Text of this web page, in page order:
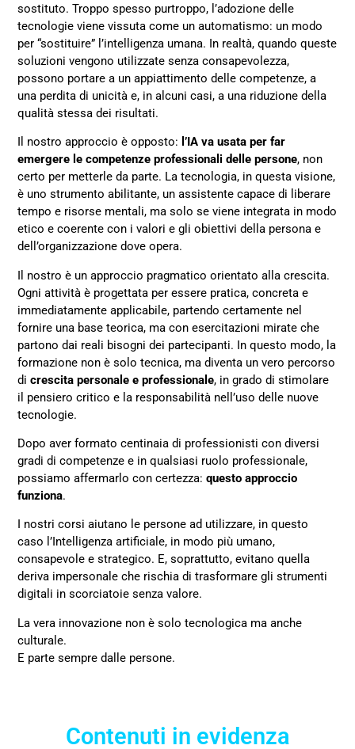
sostituto. Troppo spesso purtroppo, l’adozione delle
tecnologie viene vissuta come un automatismo: un modo
per “sostituire” l’intelligenza umana. In realtà, quando queste
soluzioni vengono utilizzate senza consapevolezza,
possono portare a un appiattimento delle competenze, a
una perdita di unicità e, in alcuni casi, a una riduzione della
qualità stessa dei risultati.
Il nostro approccio è opposto: l’IA va usata per far
emergere le competenze professionali delle persone, non
certo per metterle da parte. La tecnologia, in questa visione,
è uno strumento abilitante, un assistente capace di liberare
tempo e risorse mentali, ma solo se viene integrata in modo
etico e coerente con i valori e gli obiettivi della persona e
dell’organizzazione dove opera.
Il nostro è un approccio pragmatico orientato alla crescita.
Ogni attività è progettata per essere pratica, concreta e
immediatamente applicabile, partendo certamente nel
fornire una base teorica, ma con esercitazioni mirate che
partono dai reali bisogni dei partecipanti. In questo modo, la
formazione non è solo tecnica, ma diventa un vero percorso
dicrescita personale e professionale, in grado di stimolare
il pensiero critico e la responsabilità nell’uso delle nuove
tecnologie.
Dopo aver formato centinaia di professionisti con diversi
gradi di competenze e in qualsiasi ruolo professionale,
possiamo affermarlo con certezza:questo approccio
funziona.
I nostri corsi aiutano le persone ad utilizzare, in questo
caso l’Intelligenza artificiale, in modo più umano,
consapevole e strategico. E, soprattutto, evitano quella
deriva impersonale che rischia di trasformare gli strumenti
digitali in scorciatoie senza valore.
La vera innovazione non è solo tecnologica ma anche
culturale.
E parte sempre dalle persone.
Contenuti in evidenza